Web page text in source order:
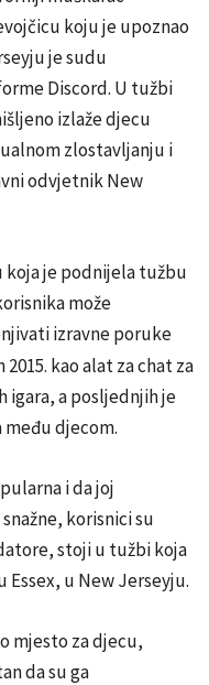
koju je upoznao
je sudu
Discord. U tužbi
izlaže djecu
zlostavljanju i
odvjetnik New
koja je podnijela tužbu
može
izravne poruke
kao alat za chat za
igara, a posljednjih je
djecom.
i da joj
korisnici su
stoji u tužbi koja
u New Jerseyju.
mjesto za djecu,
da su ga